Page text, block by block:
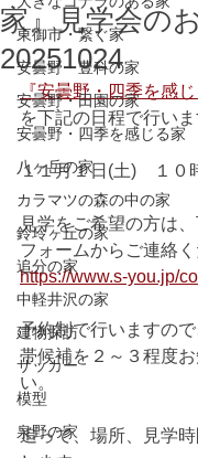
東御市・繋ぐ家
安曇野・豊科の家
安曇野・田園の家
安曇野・四季を感じる家
八ヶ岳の家
カラマツの森の中の家
鈴玲ヶ丘の家
追分の家
中軽井沢の家
建物探訪
サッカー
模型
泉野の家
家』見学会の
20251024
『安曇野・四季を感じ
を下記の日程で行いま
１１月１日(土)　１０
見学をご希望の方は
フォームからご連絡く
https://www.s-you.jp/
予約制で行いますの
帯候補を２～３程度
い。
追って、場所、見学